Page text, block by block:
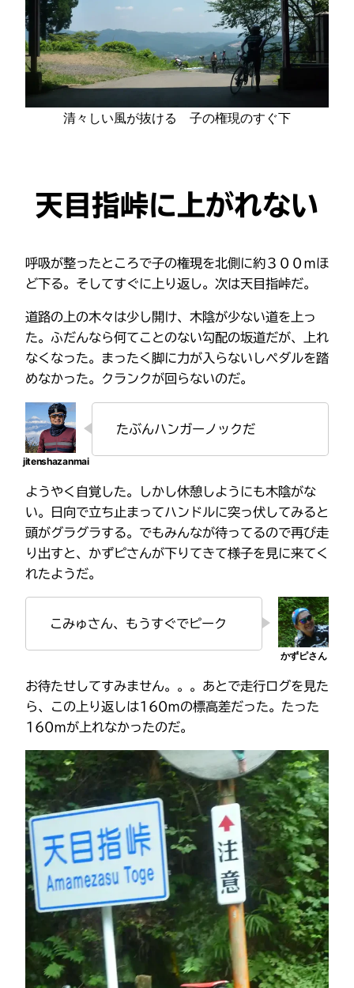
清々しい風が抜ける 子の権現のすぐ下
天目指峠に上がれない
呼吸が整ったところで子の権現を北側に約３００ｍほ
ど下る。そしてすぐに上り返し。次は天目指峠だ。
道路の上の木々は少し開け、木陰が少ない道を上っ
た。ふだんなら何てことのない勾配の坂道だが、上れ
なくなった。まったく脚に力が入らないしペダルを踏
めなかった。クランクが回らないのだ。
たぶんハンガーノックだ
ようやく自覚した。しかし休憩しようにも木陰がな
い。日向で立ち止まってハンドルに突っ伏してみると
頭がグラグラする。でもみんなが待ってるので再び走
り出すと、かずピさんが下りてきて様子を見に来てく
れたようだ。
こみゅさん、もうすぐでピーク
お待たせしてすみません。。。あとで走行ログを見た
ら、この上り返しは160ｍの標高差だった。たった
160ｍが上れなかったのだ。